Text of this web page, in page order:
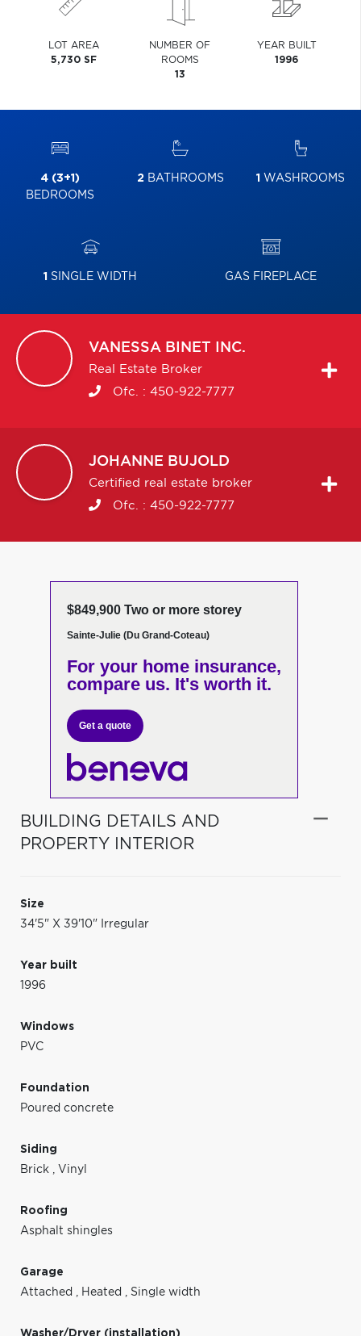
LOT AREA
5,730 SF
NUMBER OF
ROOMS
13
YEAR BUILT
1996
4 (3+1)
BEDROOMS
2BATHROOMS 1 WASHROOMS
1 SINGLE WIDTH GAS FIREPLACE
VANESSA BINET INC.
Real Estate Broker
Ofc. : 450-922-7777
JOHANNE BUJOLD
Certified real estate broker
Ofc. : 450-922-7777
$849,900 Two or more storey
Sainte-Julie (Du Grand-Coteau)
For your home insurance,
compare us. It's worth it.
Get a quote
BUILDING DETAILS AND
PROPERTY INTERIOR
Size
34'5" X 39'10" Irregular
Year built
1996
Windows
PVC
Foundation
Poured concrete
Siding
Brick , Vinyl
Roofing
Asphalt shingles
Garage
Attached , Heated , Single width
Washer/Dryer (installation)